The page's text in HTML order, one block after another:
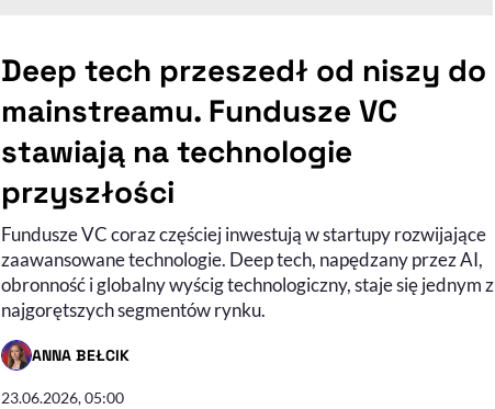
Deep tech przeszedł od niszy do
mainstreamu. Fundusze VC
stawiają na technologie
przyszłości
Fundusze VC coraz częściej inwestują w startupy rozwijające
zaawansowane technologie. Deep tech, napędzany przez AI,
obronność i globalny wyścig technologiczny, staje się jednym z
najgorętszych segmentów rynku.
ANNA BEŁCIK
- AUTOR ARTYKUŁU - PROFIL
23.06.2026, 05:00